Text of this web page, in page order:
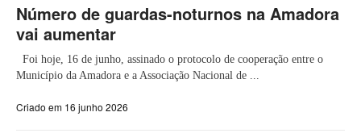
Número de guardas-noturnos na Amadora
vai aumentar
Foi hoje, 16 de junho, assinado o protocolo de cooperação entre o
Município da Amadora e a Associação Nacional de ...
Criado em 16 junho 2026